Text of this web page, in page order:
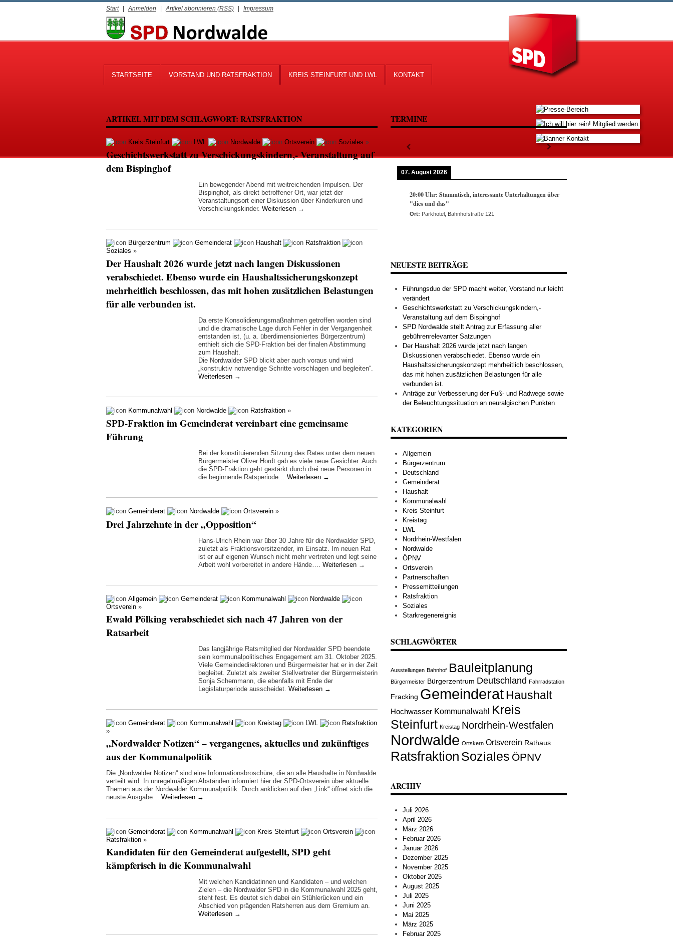
Start| Anmelden | Artikel abonnieren (RSS) | Impressum
STARTSEITE VORSTAND UND RATSFRAKTION KREIS STEINFURT UND LWL KONTAKT
ARTIKEL MIT DEM SCHLAGWORT: RATSFRAKTION
Kreis Steinfurt LWL Nordwalde Ortsverein Soziales »
Geschichtswerkstatt zu Verschickungskindern,- Veranstaltung auf
dem Bispinghof
Ein bewegender Abend mit weitreichenden Impulsen. Der
Bispinghof, als direkt betroffener Ort, war jetzt der
Veranstaltungsort einer Diskussion über Kinderkuren und
Verschickungskinder. Weiterlesen →
Bürgerzentrum Gemeinderat Haushalt
Ratsfraktion
Soziales »
Der Haushalt 2026 wurde jetzt nach langen Diskussionen
verabschiedet. Ebenso wurde ein Haushaltssicherungskonzept
mehrheitlich beschlossen, das mit hohen zusätzlichen Belastungen
für alle verbunden ist.
Da erste Konsolidierungsmaßnahmen getroffen worden sind
und die dramatische Lage durch Fehler in der Vergangenheit
entstanden ist, (u. a. überdimensioniertes Bürgerzentrum)
enthielt sich die SPD-Fraktion bei der finalen Abstimmung
zum Haushalt.
Die Nordwalder SPD blickt aber auch voraus und wird
„konstruktiv notwendige Schritte vorschlagen und begleiten“.
Weiterlesen →
Kommunalwahl Nordwalde Ratsfraktion »
SPD-Fraktion im Gemeinderat vereinbart eine gemeinsame
Führung
Bei der konstituierenden Sitzung des Rates unter dem neuen
Bürgermeister Oliver Hordt gab es viele neue Gesichter. Auch
die SPD-Fraktion geht gestärkt durch drei neue Personen in
die beginnende Ratsperiode… Weiterlesen →
Gemeinderat Nordwalde Ortsverein »
Drei Jahrzehnte in der „Opposition“
Hans-Ulrich Rhein war über 30 Jahre für die Nordwalder SPD,
zuletzt als Fraktionsvorsitzender, im Einsatz. Im neuen Rat
ist er auf eigenen Wunsch nicht mehr vertreten und legt seine
Arbeit wohl vorbereitet in andere Hände…. Weiterlesen →
Allgemein Gemeinderat Kommunalwahl
Nordwalde
Ortsverein »
Ewald Pölking verabschiedet sich nach 47 Jahren von der
Ratsarbeit
Das langjährige Ratsmitglied der Nordwalder SPD beendete
sein kommunalpolitisches Engagement am 31. Oktober 2025.
Viele Gemeindedirektoren und Bürgermeister hat er in der Zeit
begleitet. Zuletzt als zweiter Stellvertreter der Bürgermeisterin
Sonja Schemmann, die ebenfalls mit Ende der
Legislaturperiode ausscheidet. Weiterlesen →
Gemeinderat Kommunalwahl Kreistag LWL
Ratsfraktion
»
„Nordwalder Notizen“ – vergangenes, aktuelles und zukünftiges
aus der Kommunalpolitik
Die „Nordwalder Notizen“ sind eine Informationsbroschüre, die an alle Haushalte in Nordwalde
verteilt wird. In unregelmäßigen Abständen informiert hier der SPD-Ortsverein über aktuelle
Themen aus der Nordwalder Kommunalpolitik. Durch anklicken auf den „Link“ öffnet sich die
neuste Ausgabe… Weiterlesen →
Gemeinderat Kommunalwahl Kreis Steinfurt
Ortsverein
Ratsfraktion »
Kandidaten für den Gemeinderat aufgestellt, SPD geht
kämpferisch in die Kommunalwahl
Mit welchen Kandidatinnen und Kandidaten – und welchen
Zielen – die Nordwalder SPD in die Kommunalwahl 2025 geht,
steht fest. Es deutet sich dabei ein Stühlerücken und ein
Abschied von prägenden Ratsherren aus dem Gremium an.
Weiterlesen →
TERMINE
07. August 2026
20:00Uhr: Stammtisch, interessante Unterhaltungen über
"dies und das"
Ort: Parkhotel, Bahnhofstraße 121
NEUESTE BEITRÄGE
Führungsduo der SPD macht weiter, Vorstand nur leicht
verändert
Geschichtswerkstatt zu Verschickungskindern,-
Veranstaltung auf dem Bispinghof
SPD Nordwalde stellt Antrag zur Erfassung aller
gebührenrelevanter Satzungen
Der Haushalt 2026 wurde jetzt nach langen
Diskussionen verabschiedet. Ebenso wurde ein
Haushaltssicherungskonzept mehrheitlich beschlossen,
das mit hohen zusätzlichen Belastungen für alle
verbunden ist.
Anträge zur Verbesserung der Fuß- und Radwege sowie
der Beleuchtungssituation an neuralgischen Punkten
KATEGORIEN
Allgemein
Bürgerzentrum
Deutschland
Gemeinderat
Haushalt
Kommunalwahl
Kreis Steinfurt
Kreistag
LWL
Nordrhein-Westfalen
Nordwalde
ÖPNV
Ortsverein
Partnerschaften
Pressemitteilungen
Ratsfraktion
Soziales
Starkregenereignis
SCHLAGWÖRTER
Ausstellungen Bahnhof Bauleitplanung
Bürgermeister Bürgerzentrum Deutschland Fahrradstation
Fracking Gemeinderat Haushalt
Hochwasser Kommunalwahl Kreis
Steinfurt Kreistag Nordrhein-Westfalen
Nordwalde Ortskern Ortsverein Rathaus
Ratsfraktion Soziales ÖPNV
ARCHIV
Juli 2026
April 2026
März 2026
Februar 2026
Januar 2026
Dezember 2025
November 2025
Oktober 2025
August 2025
Juli 2025
Juni 2025
Mai 2025
März 2025
Februar 2025